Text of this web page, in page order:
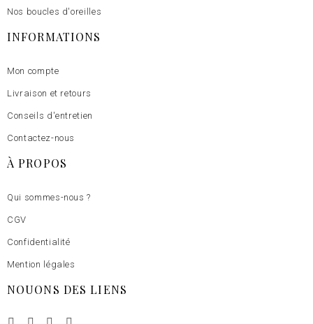
Nos boucles d'oreilles
INFORMATIONS
Mon compte
Livraison et retours
Conseils d'entretien
Contactez-nous
À PROPOS
Qui sommes-nous ?
CGV
Confidentialité
Mention légales
NOUONS DES LIENS